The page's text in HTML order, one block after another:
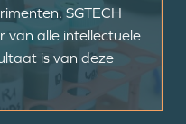
SGTECH
van alle intellectuele
is van deze